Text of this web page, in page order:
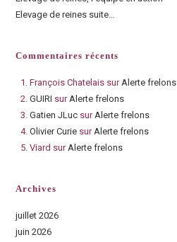
Elevage de reines suite…
Commentaires récents
François Chatelais surAlerte frelons
GUIRI surAlerte frelons
Gatien JLuc surAlerte frelons
Olivier Curie surAlerte frelons
Viard surAlerte frelons
Archives
juillet 2026
juin 2026